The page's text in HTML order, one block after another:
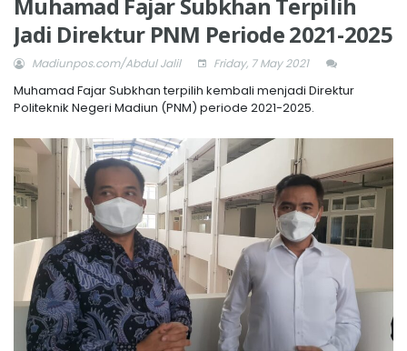
Jadi Direktur PNM Periode 2021-2025
Madiunpos.com/Abdul Jalil Friday, 7 May 2021
Muhamad Fajar Subkhan terpilih kembali menjadi Direktur
Politeknik Negeri Madiun (PNM) periode 2021-2025.